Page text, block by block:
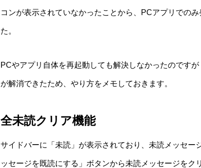
コンが表示されていなかったことから、PCアプリでの
た。
PCやアプリ自体を再起動しても解決しなかったのです
が解消できたため、やり方をメモしておきます。
全未読クリア機能
サイドバーに「未読」が表示されており、未読メッセー
ッセージを既読にする」ボタンから未読メッセージをク